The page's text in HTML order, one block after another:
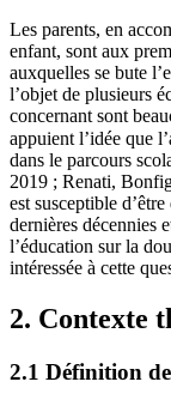
Les parents, en
enfant, sont aux
auxquelles se bute
l’objet de plusieurs
concernant sont
appuient l’idée que
dans le parcours
2019 ; Renati,
est susceptible
dernières décennies
l’éducation sur la
intéressée à cette
2. Contexte
2.1 Définition